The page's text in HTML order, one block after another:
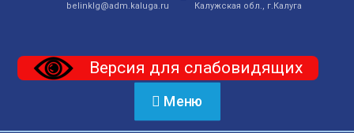
belinklg@adm.kaluga.ru
Калужская обл., г.Калуга
Версия для слабовидящих
Меню